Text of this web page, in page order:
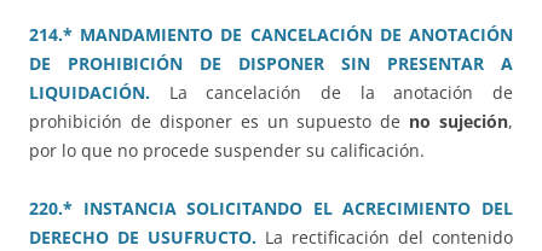
214.* MANDAMIENTO DE CANCELACIÓN DE ANOTACIÓN
DE PROHIBICIÓN DE DISPONER SIN PRESENTAR A
LIQUIDACIÓN. La cancelación de la anotación de
prohibición de disponer es un supuesto de no sujeción,
por lo que no procede suspender su calificación.
220.* INSTANCIA SOLICITANDO EL ACRECIMIENTO DEL
DERECHO DE USUFRUCTO. La rectificación del contenido